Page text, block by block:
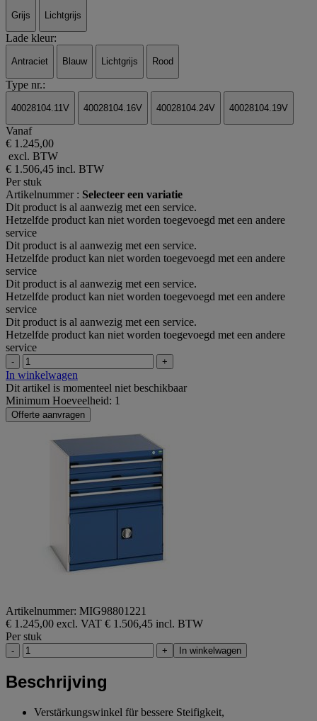
Grijs Lichtgrijs
Lade kleur:
Antraciet Blauw Lichtgrijs Rood
Type nr.:
40028104.11V 40028104.16V 40028104.24V 40028104.19V
Vanaf
€ 1.245,00
excl. BTW
€ 1.506,45 incl. BTW
Per stuk
Artikelnummer : Selecteer een variatie
Dit product is al aanwezig met een service.
Hetzelfde product kan niet worden toegevoegd met een andere
service
Dit product is al aanwezig met een service.
Hetzelfde product kan niet worden toegevoegd met een andere
service
Dit product is al aanwezig met een service.
Hetzelfde product kan niet worden toegevoegd met een andere
service
Dit product is al aanwezig met een service.
Hetzelfde product kan niet worden toegevoegd met een andere
service
- +
In winkelwagen
Dit artikel is momenteel niet beschikbaar
Minimum Hoeveelheid: 1
Offerte aanvragen
Artikelnummer: MIG98801221
€ 1.245,00 excl. VAT € 1.506,45 incl. BTW
Per stuk
- + In winkelwagen
Beschrijving
Verstärkungswinkel für bessere Steifigkeit,